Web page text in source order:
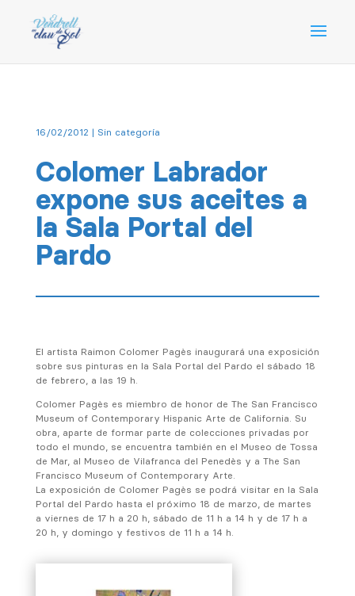
16/02/2012 | Sin categoría
Colomer Labrador
expone sus aceites a
la Sala Portal del
Pardo
El artista Raimon Colomer Pagès inaugurará una exposición
sobre sus pinturas en la Sala Portal del Pardo el sábado 18
de febrero, a las 19 h.
Colomer Pagès es miembro de honor de The San Francisco
Museum of Contemporary Hispanic Arte de California. Su
obra, aparte de formar parte de colecciones privadas por
todo el mundo, se encuentra también en el Museo de Tossa
de Mar, al Museo de Vilafranca del Penedès y a The San
Francisco Museum of Contemporary Arte.
La exposición de Colomer Pagès se podrá visitar en la Sala
Portal del Pardo hasta el próximo 18 de marzo, de martes
a viernes de 17 h a 20 h, sábado de 11 h a 14 h y de 17 h a
20 h, y domingo y festivos de 11 h a 14 h.